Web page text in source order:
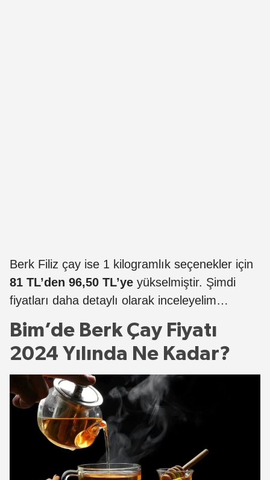
Berk Filiz çay ise 1 kilogramlık seçenekler için
81 TL’den 96,50 TL’ye yükselmiştir. Şimdi
fiyatları daha detaylı olarak inceleyelim…
Bim’de Berk Çay Fiyatı
2024 Yılında Ne Kadar?